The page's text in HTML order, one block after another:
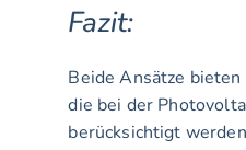
Fazit:
Beide Ansätze
die bei der
berücksichtigt